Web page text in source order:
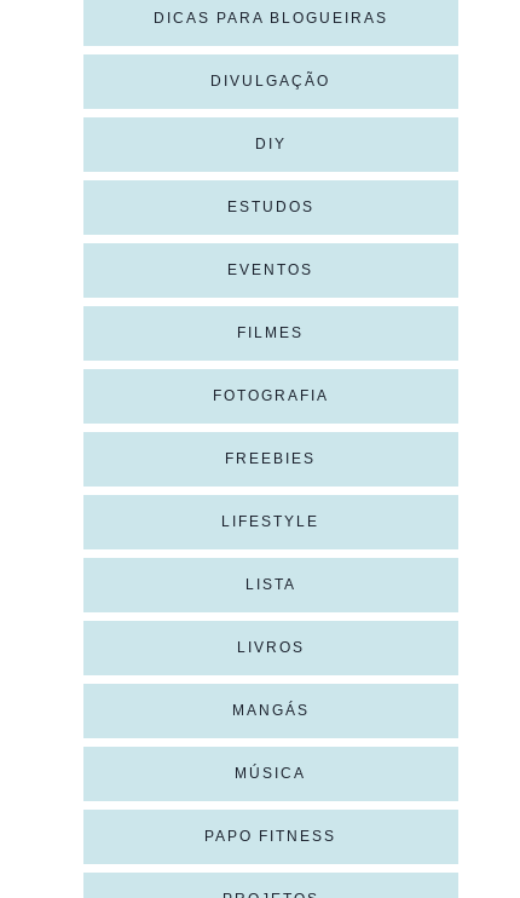
DICAS PARA BLOGUEIRAS
DIVULGAÇÃO
DIY
ESTUDOS
EVENTOS
FILMES
FOTOGRAFIA
FREEBIES
LIFESTYLE
LISTA
LIVROS
MANGÁS
MÚSICA
PAPO FITNESS